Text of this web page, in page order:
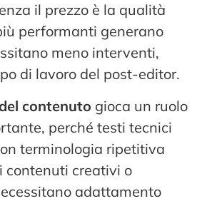
il prezzo è la qualità
performanti generano
meno interventi,
di lavoro del post-editor.
contenuto gioca un ruolo
perché testi tecnici
terminologia ripetitiva
contenuti creativi o
adattamento